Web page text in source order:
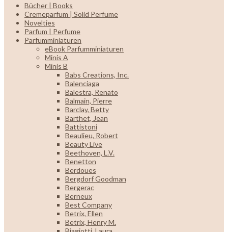
Bücher | Books
Cremeparfum | Solid Perfume
Novelties
Parfum | Perfume
Parfumminiaturen
eBook Parfumminiaturen
Minis A
Minis B
Babs Creations, Inc.
Balenciaga
Balestra, Renato
Balmain, Pierre
Barclay, Betty
Barthet, Jean
Battistoni
Beaulieu, Robert
Beauty Live
Beethoven, L.V.
Benetton
Berdoues
Bergdorf Goodman
Bergerac
Berneux
Best Company
Betrix, Ellen
Betrix, Henry M.